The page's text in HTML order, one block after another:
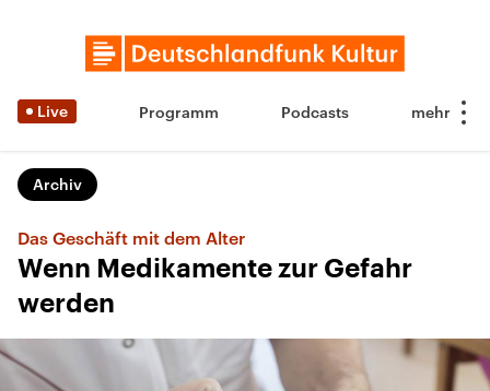
Live Programm Podcasts
Archiv
Das Geschäft mit dem Alter
Wenn Medikamente zur Gefahr
werden